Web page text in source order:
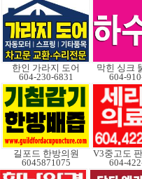
한인 가라지 도어
604-230-6831
막힌 싱크
604-
길포드 한방의원
6045871075
604-